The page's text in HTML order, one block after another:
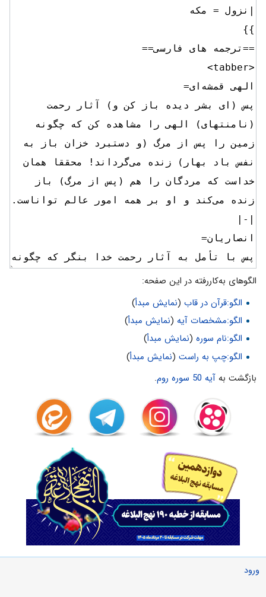
الگوهای به‌کاررفته در این صفحه:
الگو:قرآن در قاب(نمایش مبدأ)
الگو:مشخصات آیه(نمایش مبدأ)
الگو:نام سوره(نمایش مبدأ)
الگو:چپ به راست(نمایش مبدأ)
بازگشت به آیه 50 سوره روم .
ورود